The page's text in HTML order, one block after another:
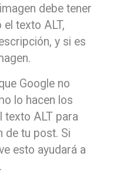
debe tener
texto ALT,
y si es
Google no
lo hacen los
texto ALT para
de tu post. Si
esto ayudará a